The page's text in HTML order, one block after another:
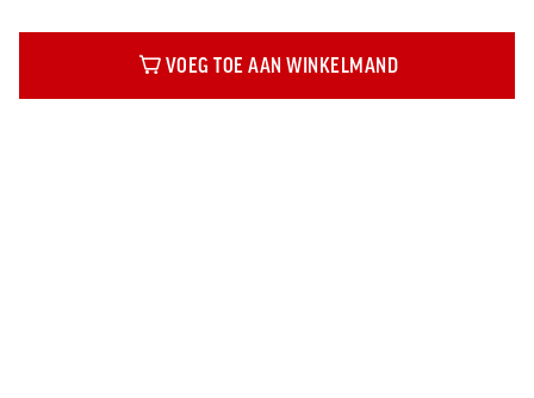
VOEG TOE AAN WINKELMAND